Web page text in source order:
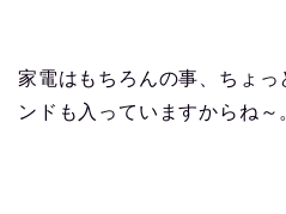
家電はもちろんの事、ちょっ
ンドも入っていますからね～